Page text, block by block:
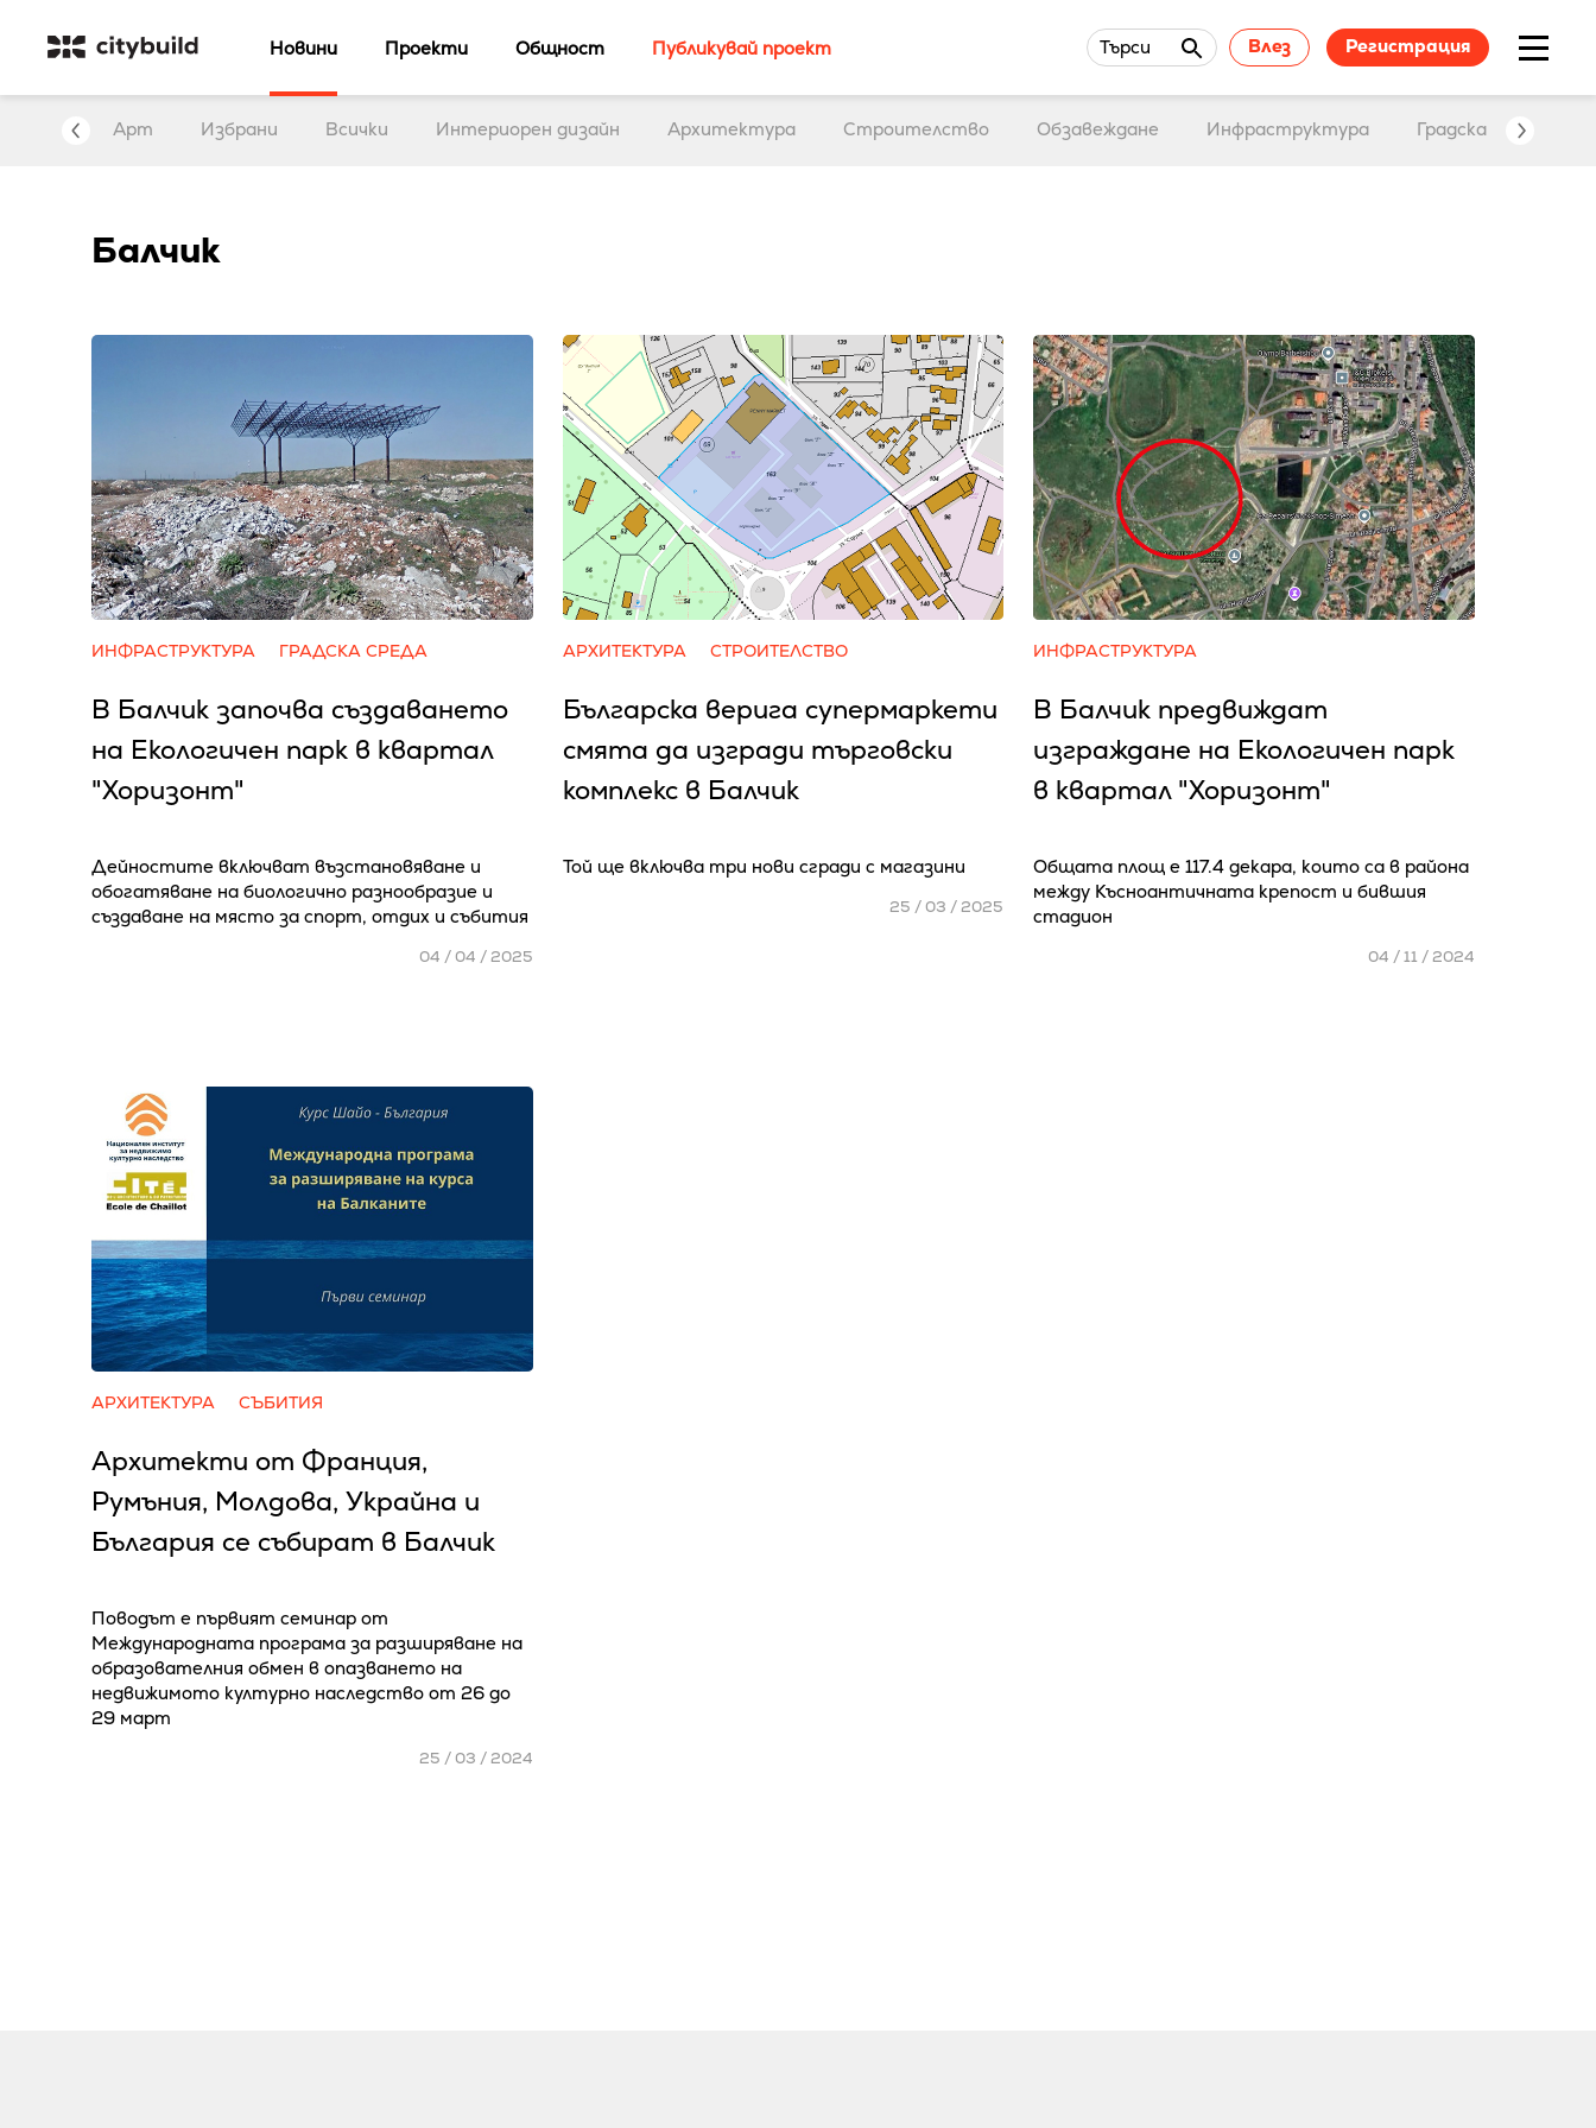
Новини Проекти Общност Публикувай проект Търси Влез Регистрация
Арт Избрани Всички Интериорен дизайн Архитектура Строителство Обзавеждане Инфраструктура Градска среда
Балчик
ИНФРАСТРУКТУРА ГРАДСКА СРЕДА
В Балчик започва създаването
на Екологичен парк в квартал
"Хоризонт"
Дейностите включват възстановяване и
обогатяване на биологично разнообразие и
създаване на място за спорт, отдих и събития
04 / 04 / 2025
АРХИТЕКТУРА СТРОИТЕЛСТВО
Българска верига супермаркети
смята да изгради търговски
комплекс в Балчик
Той ще включва три нови сгради с магазини
25 / 03 / 2025
ИНФРАСТРУКТУРА
В Балчик предвиждат
изграждане на Екологичен парк
в квартал "Хоризонт"
Общата площ е 117.4 декара, които са в района
между Късноантичната крепост и бившия
стадион
04 / 11 / 2024
АРХИТЕКТУРА СЪБИТИЯ
Архитекти от Франция,
Румъния, Молдова, Украйна и
България се събират в Балчик
Поводът е първият семинар от
Международната програма за разширяване на
образователния обмен в опазването на
недвижимото културно наследство от 26 до
29 март
25 / 03 / 2024